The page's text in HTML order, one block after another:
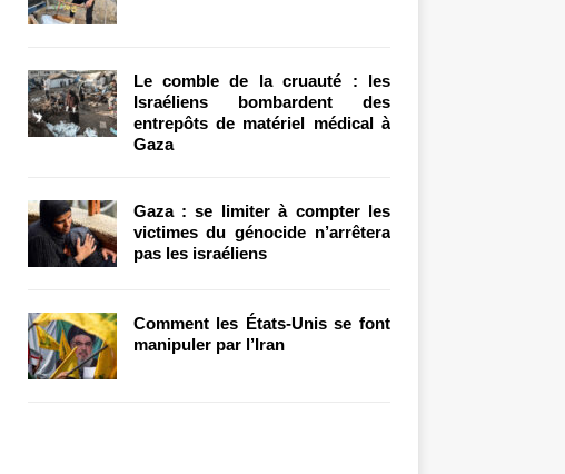
Le comble de la cruauté : les
Israéliens bombardent des
entrepôts de matériel médical à
Gaza
Gaza : se limiter à compter les
victimes du génocide n’arrêtera
pas les israéliens
Comment les États-Unis se font
manipuler par l’Iran